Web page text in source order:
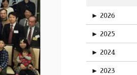
► 2026
► 2025
► 2024
► 2023